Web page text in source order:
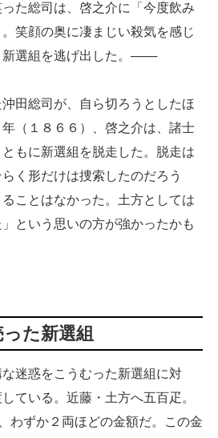
た総司は、啓之介に「今度飲み
笑顔の奥に凄まじい殺気を感じ
選組を逃げ出した。───
田総司が、自ら切ろうとしたほ
（１８６６）、啓之介は、諸士
もに新選組を脱走した。脱走は
く形だけは捜索したのだろう
ことはなかった。土方としては
」という思いの方が強かったかも
た新選組
迷惑をこうむった新選組に対
ている。近藤・土方へ五百疋。
わずか２両ほどの金額だ。この金